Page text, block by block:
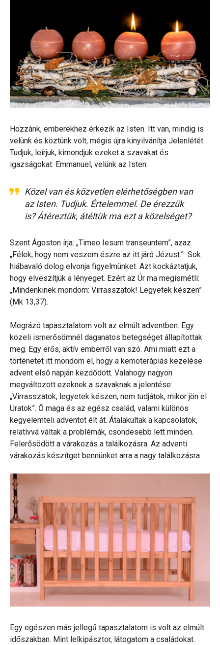
Hozzánk, emberekhez érkezik az Isten. Itt van, mindig is
velünk és köztünk volt, mégis újra kinyilvánítja Jelenlétét.
Tudjuk, leírjuk, kimondjuk ezeket a szavakat és
igazságokat: Emmanuel, velünk az Isten.
Közel van és közvetlen elérhetőségben van
az Isten. Tudjuk. Értelemmel. De érezzük
is? Átéreztük, átéltük ma ezt a közelséget?
Szent Ágoston írja: „Timeo Iesum transeuntem”, azaz
„Félek, hogy nem veszem észre az itt járó Jézust.” Sok
hiábavaló dolog elvonja figyelmünket. Azt kockáztatjuk,
hogy elveszítjük a lényeget. Ezért az Úr ma megismétli:
„Mindenkinek mondom: Virrasszatok! Legyetek készen”
(Mk 13,37).
Megrázó tapasztalatom volt az elmúlt adventben. Egy
közeli ismerősömnél daganatos betegséget állapítottak
meg. Egy erős, aktív emberről van szó. Ami miatt ezt a
történetet itt mondom el, hogy a kemoterápiás kezelése
advent első napján kezdődött. Valahogy nagyon
megváltozott ezeknek a szavaknak a jelentése:
„Virrasszatok, legyetek készen, nem tudjátok, mikor jön el
Uratok”. Ő maga és az egész család, valami különös
kegyelemteli adventot élt át. Átalakultak a kapcsolatok,
relatívvá váltak a problémák, csöndesebb lett minden.
Felerősödött a várakozás a találkozásra. Az adventi
várakozás készítget bennünket arra a nagy találkozásra.
Egy egészen más jellegű tapasztalatom is volt az elmúlt
időszakban. Mint lelkipásztor, látogatom a családokat.